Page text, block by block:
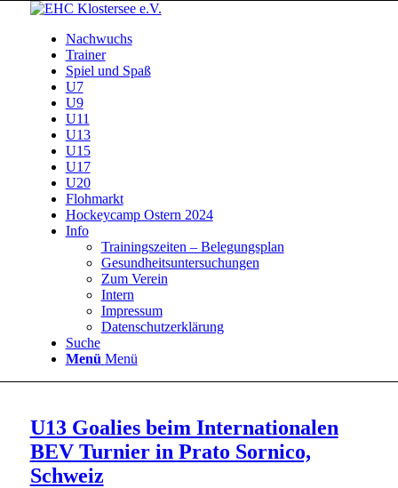
Nachwuchs
Trainer
Spiel und Spaß
U7
U9
U11
U13
U15
U17
U20
Flohmarkt
Hockeycamp Ostern 2024
Info
Trainingszeiten – Belegungsplan
Gesundheitsuntersuchungen
Zum Verein
Intern
Impressum
Datenschutzerklärung
Suche
Menü Menü
U13 Goalies beim Internationalen
BEV Turnier in Prato Sornico,
Schweiz